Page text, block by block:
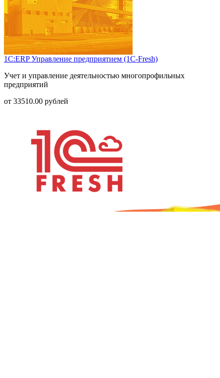
1С:ERP Управление предприятием (1С-Fresh)
Учет и управление деятельностью многопрофильных
предприятий
от 33510.00 рублей